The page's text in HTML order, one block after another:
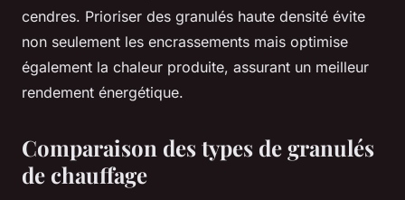
cendres. Prioriser des granulés haute densité évite
non seulement les encrassements mais optimise
également la chaleur produite, assurant un meilleur
rendement énergétique.
Comparaison des types de granulés
de chauffage